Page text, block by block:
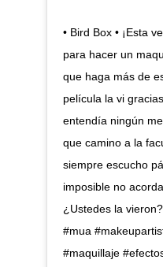
• Bird Box • ¡Esta
para hacer un
que haga más de
película la vi
entendía ningún
que camino a la
siempre escucho
imposible no
¿Ustedes la
#mua
#maquillaje